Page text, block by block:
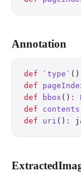
Annotation
def `type` ()
def
def bbox () :
def contents
def uri () :